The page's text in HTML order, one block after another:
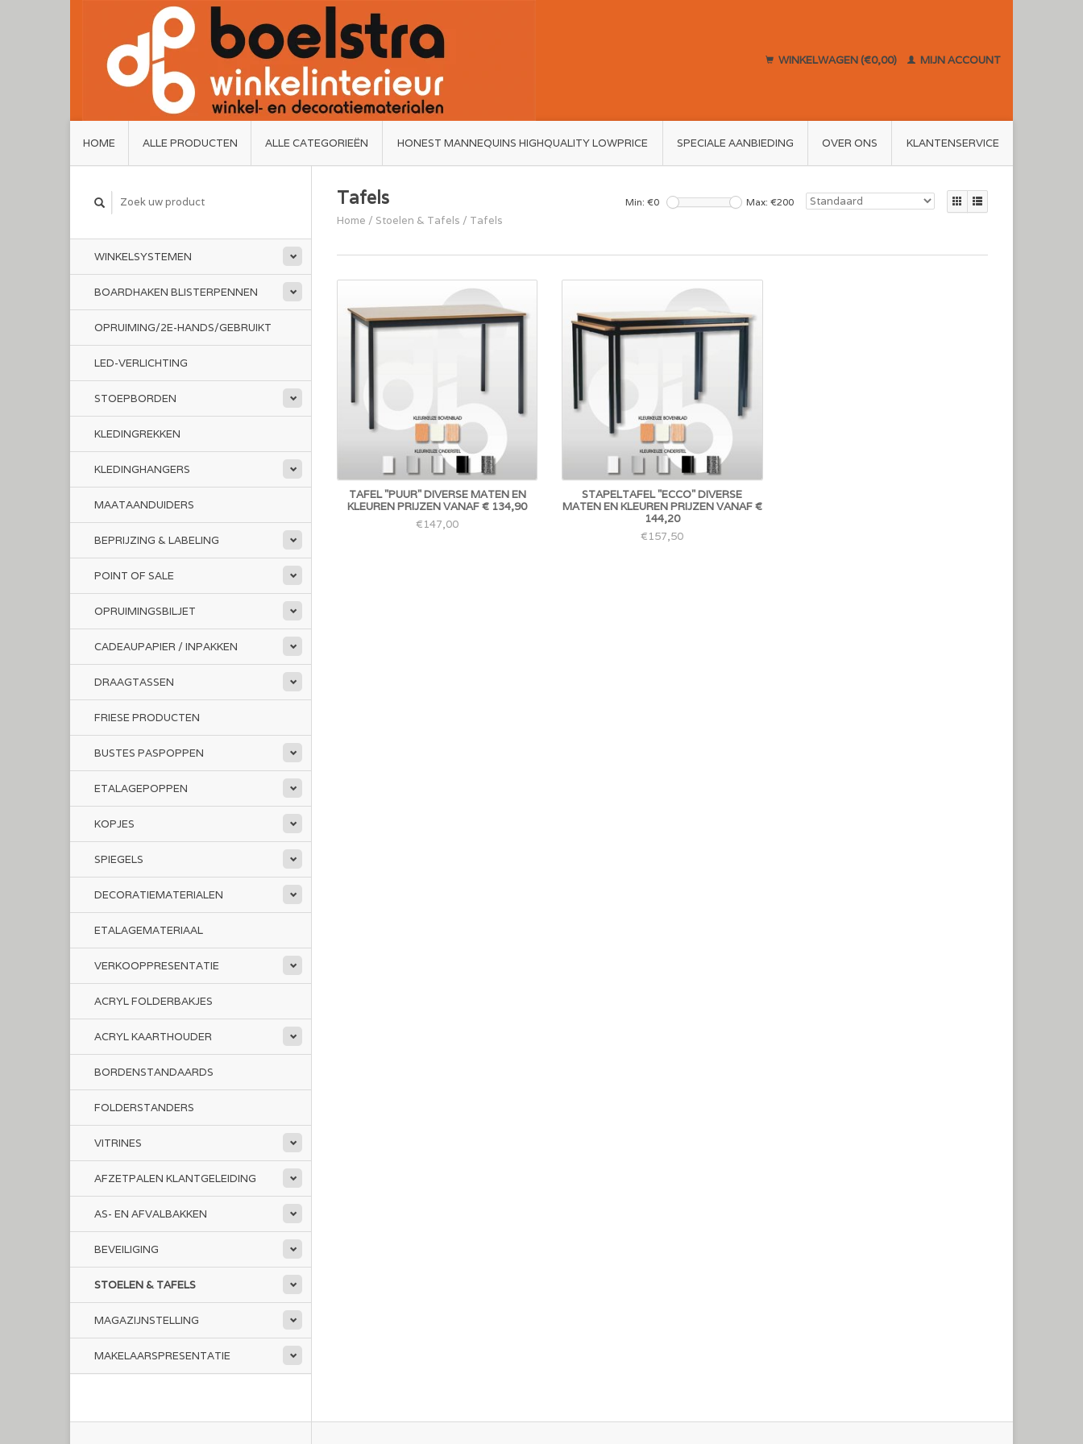
WINKELWAGEN (€0,00) MIJN ACCOUNT
HOME ALLE PRODUCTEN ALLE CATEGORIEËN HONEST MANNEQUINS HIGHQUALITY LOWPRICE SPECIALE AANBIEDING OVER ONS KLANTENSERVICE
WINKELSYSTEMEN
BOARDHAKEN BLISTERPENNEN
OPRUIMING/2E-HANDS/GEBRUIKT
LED-VERLICHTING
STOEPBORDEN
KLEDINGREKKEN
KLEDINGHANGERS
MAATAANDUIDERS
BEPRIJZING & LABELING
POINT OF SALE
OPRUIMINGSBILJET
CADEAUPAPIER / INPAKKEN
DRAAGTASSEN
FRIESE PRODUCTEN
BUSTES PASPOPPEN
ETALAGEPOPPEN
KOPJES
SPIEGELS
DECORATIEMATERIALEN
ETALAGEMATERIAAL
VERKOOPPRESENTATIE
ACRYL FOLDERBAKJES
ACRYL KAARTHOUDER
BORDENSTANDAARDS
FOLDERSTANDERS
VITRINES
AFZETPALEN KLANTGELEIDING
AS- EN AFVALBAKKEN
BEVEILIGING
STOELEN & TAFELS
MAGAZIJNSTELLING
MAKELAARSPRESENTATIE
Tafels
Home / Stoelen & Tafels / Tafels
Min: €0 Max: €200
TAFEL "PUUR" DIVERSE MATEN EN
KLEUREN PRIJZEN VANAF € 134,90
€147,00
STAPELTAFEL "ECCO" DIVERSE
MATEN EN KLEUREN PRIJZEN VANAF €
144,20
€157,50